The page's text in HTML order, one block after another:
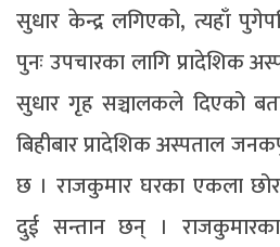
सुधार केन्द्र लगिएको, त्यहाँ
पुनः उपचारका लागि प्रादेशिक
सुधार गृह सञ्चालकले दिएको
बिहीबार प्रादेशिक अस्पताल
छ । राजकुमार घरका एकला
दुई सन्तान छन् ।